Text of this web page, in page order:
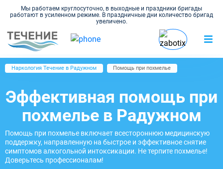
Мы работаем круглосуточно, в выходные и праздники бригады
работают в усиленном режиме. В праздничные дни количество бригад
увеличено.
Наркология Течение в Радужном Помощь при похмелье
Эффективная помощь при
похмелье в Радужном
Помощь при похмелье включает всестороннюю медицинскую
поддержку, направленную на быстрое и эффективное снятие
симптомов алкогольной интоксикации. Не терпите похмелье!
Доверьтесь профессионалам!